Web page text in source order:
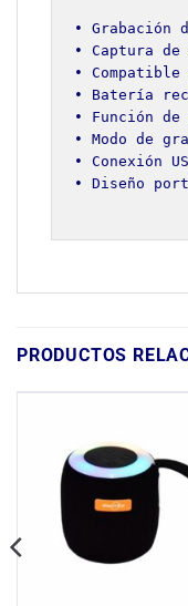
• Grabación
• Captura
•
• Batería
• Función de
• Modo de
• Conexión
• Diseño
PRODUCTOS